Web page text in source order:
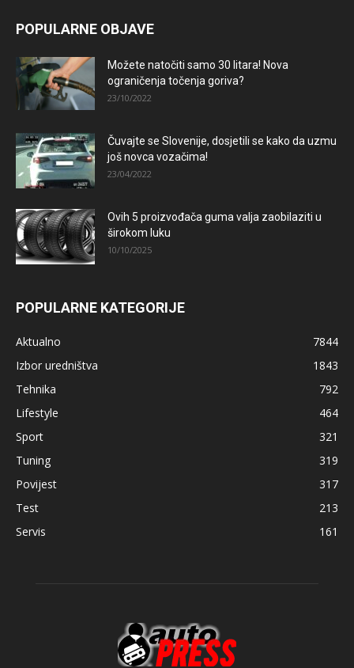
POPULARNE OBJAVE
Možete natočiti samo 30 litara! Nova
ograničenja točenja goriva?
23/10/2022
Čuvajte se Slovenije, dosjetili se kako da uzmu
još novca vozačima!
23/04/2022
Ovih 5 proizvođača guma valja zaobilaziti u
širokom luku
10/10/2025
POPULARNE KATEGORIJE
Aktualno
7844
Izbor uredništva
1843
Tehnika
792
Lifestyle
464
Sport
321
Tuning
319
Povijest
317
Test
213
Servis
161